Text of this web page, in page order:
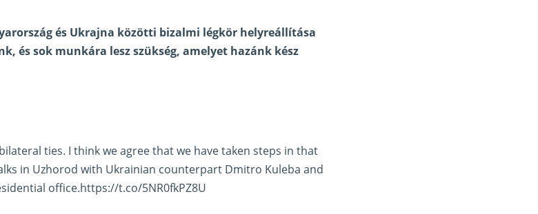
és Ukrajna közötti bizalmi légkör helyreállítása
és sok munkára lesz szükség, amelyet hazánk kész
ties. I think we agree that we have taken steps in that
in Uzhorod with Ukrainian counterpart Dmitro Kuleba and
office.https://t.co/5NR0fkPZ8U